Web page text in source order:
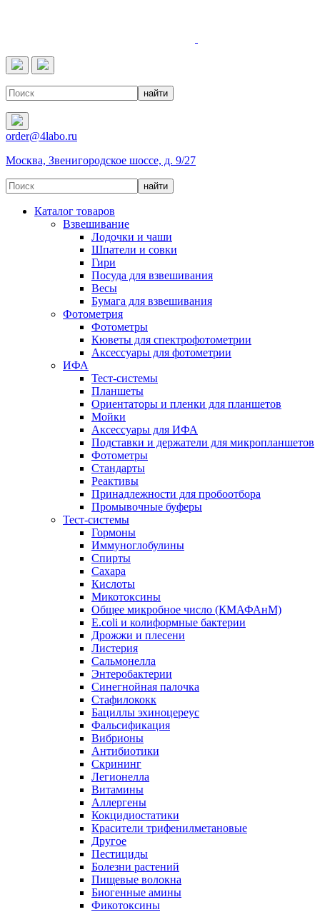
order@4labo.ru
Москва, Звенигородское шоссе, д. 9/27
Каталог товаров
Взвешивание
Лодочки и чаши
Шпатели и совки
Гири
Посуда для взвешивания
Весы
Бумага для взвешивания
Фотометрия
Фотометры
Кюветы для спектрофотометрии
Аксессуары для фотометрии
ИФА
Тест-системы
Планшеты
Ориентаторы и пленки для планшетов
Мойки
Аксессуары для ИФА
Подставки и держатели для микропланшетов
Фотометры
Стандарты
Реактивы
Принадлежности для пробоотбора
Промывочные буферы
Тест-системы
Гормоны
Иммуноглобулины
Спирты
Сахара
Кислоты
Микотоксины
Общее микробное число (КМАФАнМ)
E.coli и колиформные бактерии
Дрожжи и плесени
Листерия
Сальмонелла
Энтеробактерии
Синегнойная палочка
Стафилококк
Бациллы эхиноцереус
Фальсификация
Вибрионы
Антибиотики
Скрининг
Легионелла
Витамины
Аллергены
Кокцидиостатики
Красители трифенилметановые
Другое
Пестициды
Болезни растений
Пищевые волокна
Биогенные амины
Фикотоксины